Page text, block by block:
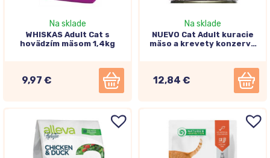
Na sklade
WHISKAS Adult Cat s
hovädzím mäsom 1,4kg
9,97 €
Na sklade
NUEVO Cat Adult kuracie
mäso a krevety konzerva
12,84 €